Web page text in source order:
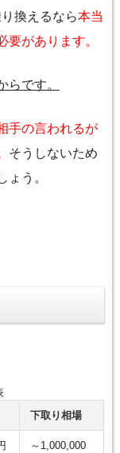
換えるなら本当
要があります。
らです。
手の言われるが
そうしないため
ょう。
下取り相場
～1,000,000